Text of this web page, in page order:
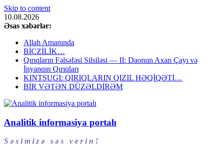
Skip to content
10.08.2026
Əsas xəbərlər:
Allah Amanında
BİCZİLİK…
Qırıqların Fəlsəfəsi Silsiləsi — II: Daonun Axan Çayı və
İnyanqın Qırıqları
KINTSUGI: QIRIQLARIN QIZIL HƏQİQƏTİ…
BİR VƏTƏN DÜZƏLDİRƏM
Analitik informasiya portalı
S ə s i m i z ə s ə s v e r i n !